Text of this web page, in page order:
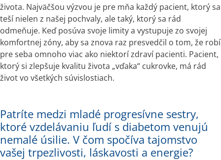
života. Najväčšou výzvou je pre mňa každý pacient, ktorý sa
teší nielen z našej pochvaly, ale taký, ktorý sa rád
odmeňuje. Keď posúva svoje limity a vystupuje zo svojej
komfortnej zóny, aby sa znova raz presvedčil o tom, že robí
pre seba omnoho viac ako niektorí zdraví pacienti. Pacient,
ktorý si zlepšuje kvalitu života „vďaka“ cukrovke, má rád
život vo všetkých súvislostiach.
Patríte medzi mladé progresívne sestry,
ktoré vzdelávaniu ľudí s diabetom venujú
nemalé úsilie. V čom spočíva tajomstvo
vašej trpezlivosti, láskavosti a energie?